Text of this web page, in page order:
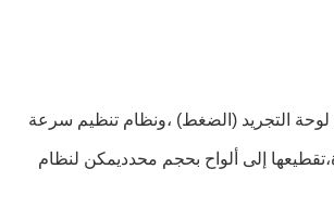
لوحة التجريد (الضغط) ،ونظام تنظيم سرعة
إلى ألواح بحجم محدديمكن لنظام